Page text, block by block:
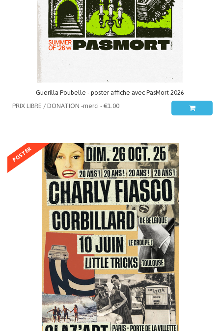
Guerilla Poubelle - poster affiche avec PasMort 2026
POSTER